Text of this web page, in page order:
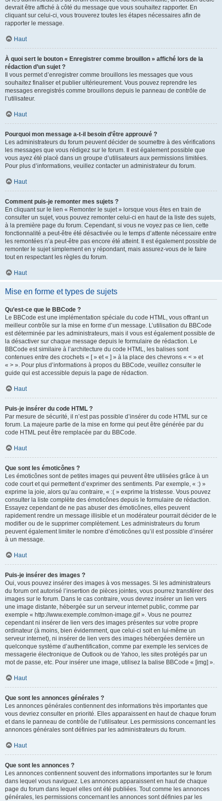
devrait être affiché à côté du message que vous souhaitez rapporter. En
cliquant sur celui-ci, vous trouverez toutes les étapes nécessaires afin de
rapporter le message.
Haut
À quoi sert le bouton « Enregistrer comme brouillon » affiché lors de la
rédaction d’un sujet ?
Il vous permet d’enregistrer comme brouillons les messages que vous
souhaitez finaliser et publier ultérieurement. Vous pouvez reprendre les
messages enregistrés comme brouillons depuis le panneau de contrôle de
l’utilisateur.
Haut
Pourquoi mon message a-t-il besoin d’être approuvé ?
Les administrateurs du forum peuvent décider de soumettre à des vérifications
les messages que vous rédigez sur le forum. Il est également possible que
vous ayez été placé dans un groupe d’utilisateurs aux permissions limitées.
Pour plus d’informations, veuillez contacter un administrateur du forum.
Haut
Comment puis-je remonter mes sujets ?
En cliquant sur le lien « Remonter le sujet » lorsque vous êtes en train de
consulter un sujet, vous pouvez remonter celui-ci en haut de la liste des sujets,
à la première page du forum. Cependant, si vous ne voyez pas ce lien, cette
fonctionnalité a peut-être été désactivée ou le temps d’attente nécessaire entre
les remontées n’a peut-être pas encore été atteint. Il est également possible de
remonter le sujet simplement en y répondant, mais assurez-vous de le faire
tout en respectant les règles du forum.
Haut
Mise en forme et types de sujets
Qu’est-ce que le BBCode ?
Le BBCode est une implémentation spéciale du code HTML, vous offrant un
meilleur contrôle sur la mise en forme d’un message. L’utilisation du BBCode
est déterminée par les administrateurs, mais il vous est également possible de
la désactiver sur chaque message depuis le formulaire de rédaction. Le
BBCode est similaire à l’architecture du code HTML, les balises sont
contenues entre des crochets « [ » et « ] » à la place des chevrons « < » et
« > ». Pour plus d’informations à propos du BBCode, veuillez consulter le
guide qui est accessible depuis la page de rédaction.
Haut
Puis-je insérer du code HTML ?
Par mesure de sécurité, il n’est pas possible d’insérer du code HTML sur ce
forum. La majeure partie de la mise en forme qui peut être générée par du
code HTML peut être remplacée par du BBCode.
Haut
Que sont les émoticônes ?
Les émoticônes sont de petites images qui peuvent être utilisées grâce à un
code court et qui permettent d’exprimer des sentiments. Par exemple, « :) »
exprime la joie, alors qu’au contraire, « :( » exprime la tristesse. Vous pouvez
consulter la liste complète des émoticônes depuis le formulaire de rédaction.
Essayez cependant de ne pas abuser des émoticônes, elles peuvent
rapidement rendre un message illisible et un modérateur pourrait décider de le
modifier ou de le supprimer complètement. Les administrateurs du forum
peuvent également limiter le nombre d’émoticônes qu’il est possible d’insérer
à un message.
Haut
Puis-je insérer des images ?
Oui, vous pouvez insérer des images à vos messages. Si les administrateurs
du forum ont autorisé l’insertion de pièces jointes, vous pourrez transférer des
images sur le forum. Dans le cas contraire, vous devrez insérer un lien vers
une image distante, hébergée sur un serveur internet public, comme par
exemple « http://www.exemple.com/mon-image.gif ». Vous ne pourrez
cependant ni insérer de lien vers des images présentes sur votre propre
ordinateur (à moins, bien évidemment, que celui-ci soit en lui-même un
serveur internet), ni insérer de lien vers des images hébergées derrière un
quelconque système d’authentification, comme par exemple les services de
messagerie électronique de Outlook ou de Yahoo, les sites protégés par un
mot de passe, etc. Pour insérer une image, utilisez la balise BBCode « [img] ».
Haut
Que sont les annonces générales ?
Les annonces générales contiennent des informations très importantes que
vous devriez consulter en priorité. Elles apparaissent en haut de chaque forum
et dans le panneau de contrôle de l’utilisateur. Les permissions concernant les
annonces générales sont définies par les administrateurs du forum.
Haut
Que sont les annonces ?
Les annonces contiennent souvent des informations importantes sur le forum
dans lequel vous naviguez. Les annonces apparaissent en haut de chaque
page du forum dans lequel elles ont été publiées. Tout comme les annonces
générales, les permissions concernant les annonces sont définies par les